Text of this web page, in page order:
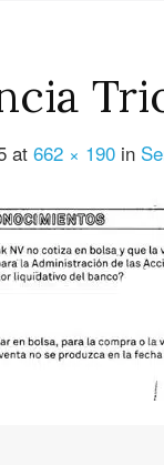
at 662 × 190 in